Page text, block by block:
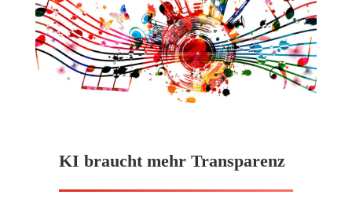
KI braucht mehr Transparenz